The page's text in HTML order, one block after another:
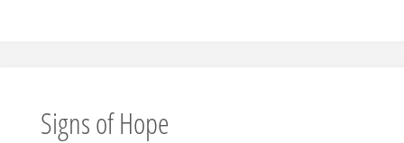
Signs of Hope